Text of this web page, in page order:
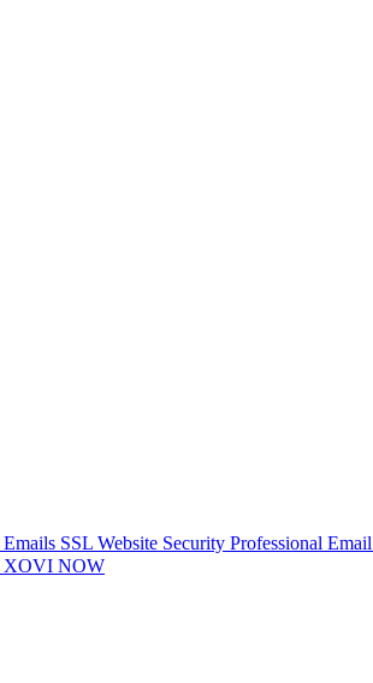
Emails SSL Website Security Professional Email
XOVI NOW